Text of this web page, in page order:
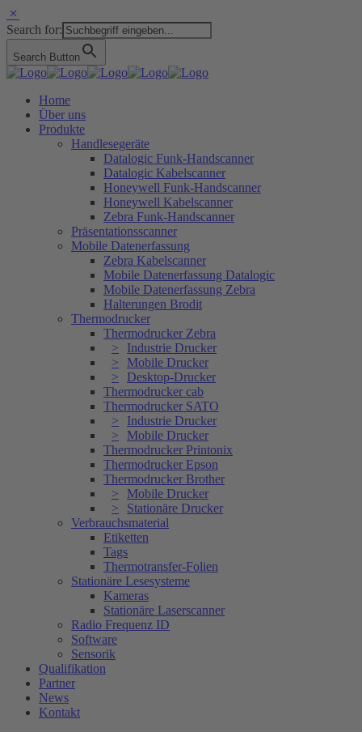
Search for:
Search Button
Home
Über uns
Produkte
Handlesegeräte
Datalogic Funk-Handscanner
Datalogic Kabelscanner
Honeywell Funk-Handscanner
Honeywell Kabelscanner
Zebra Funk-Handscanner
Präsentationsscanner
Mobile Datenerfassung
Zebra Kabelscanner
Mobile Datenerfassung Datalogic
Mobile Datenerfassung Zebra
Halterungen Brodit
Thermodrucker
Thermodrucker Zebra
Industrie Drucker
Mobile Drucker
Desktop-Drucker
Thermodrucker cab
Thermodrucker SATO
Industrie Drucker
Mobile Drucker
Thermodrucker Printonix
Thermodrucker Epson
Thermodrucker Brother
Mobile Drucker
Stationäre Drucker
Verbrauchsmaterial
Etiketten
Tags
Thermotransfer-Folien
Stationäre Lesesysteme
Kameras
Stationäre Laserscanner
Radio Frequenz ID
Software
Sensorik
Qualifikation
Partner
News
Kontakt